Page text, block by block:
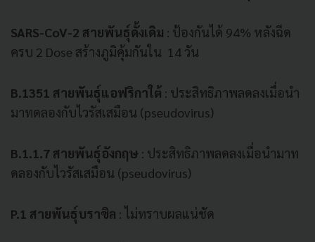
SARS-CoV-2 สายพันธุ์ดั้งเดิม : ป้องกันได้ 94% หลังฉีด
ครบ 2 Dose สร้างภูมิคุ้มกันใน 14 วัน
B.1351 สายพันธุ์แอฟริกาใต้ : ประสิทธิภาพลดลงเมื่อนำ
มาทดลองกับไวรัสเสมือน (pseudovirus)
B.1.1.7 สายพันธุ์อังกฤษ : ประสิทธิภาพลดลงเมื่อนำมาท
ดลองกับไวรัสเสมือน (pseudovirus)
P.1 สายพันธุ์บราซิล : ไม่ทราบผลแน่ชัด